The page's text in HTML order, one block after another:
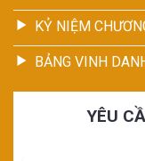
KỶ NIỆM
BẢNG VINH
YÊU